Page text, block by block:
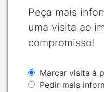
Peça mais
uma visita ao
compromisso!
Marcar visita à
Pedir mais